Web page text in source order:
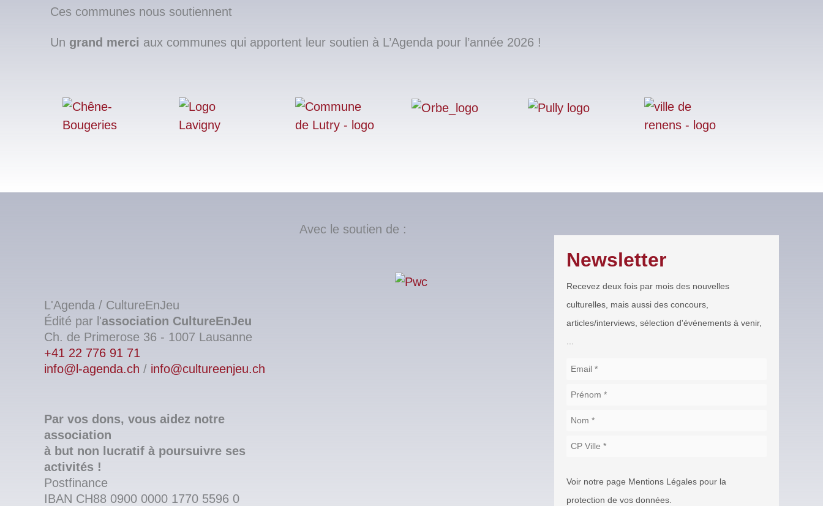
Ces communes nous soutiennent
Un grand merci aux communes qui apportent leur soutien à L’Agenda pour l’année 2026 !
L'Agenda / CultureEnJeu
Édité par l'association CultureEnJeu
Ch. de Primerose 36 - 1007 Lausanne
+41 22 776 91 71
info@l-agenda.ch / info@cultureenjeu.ch
Par vos dons, vous aidez notre
association
à but non lucratif à poursuivre ses
activités !
Postfinance
IBAN CH88 0900 0000 1770 5596 0
Avec le soutien de :
Newsletter
Recevez deux fois par mois des nouvelles
culturelles, mais aussi des concours,
articles/interviews, sélection d'événements à venir,
Voir notre page Mentions Légales pour la
protection de vos données.